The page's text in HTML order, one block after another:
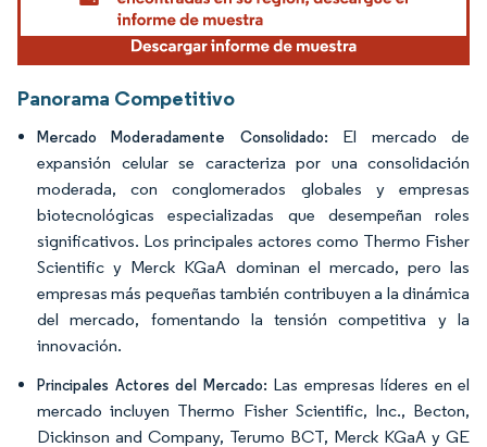
Panorama Competitivo
Mercado Moderadamente Consolidado: El mercado de
expansión celular se caracteriza por una consolidación
moderada, con conglomerados globales y empresas
biotecnológicas especializadas que desempeñan roles
significativos. Los principales actores como Thermo Fisher
Scientific y Merck KGaA dominan el mercado, pero las
empresas más pequeñas también contribuyen a la dinámica
del mercado, fomentando la tensión competitiva y la
innovación.
Principales Actores del Mercado: Las empresas líderes en el
mercado incluyen Thermo Fisher Scientific, Inc., Becton,
Dickinson and Company, Terumo BCT, Merck KGaA y GE